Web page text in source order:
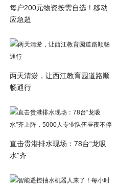
每户200元物资按需自选！移动
应急超
两天清淤，让西江教育园道路顺
畅通行
直击贵港排水现场：78台“龙吸
水”齐